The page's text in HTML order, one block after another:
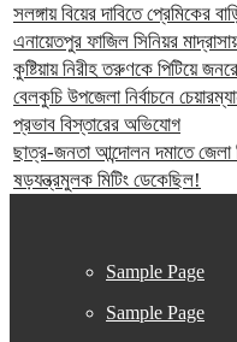
সলঙ্গায় বিয়ের দাবিতে প্রেমিকের
এনায়েতপুর ফাজিল সিনিয়র
কুষ্টিয়ায় নিরীহ তরুণকে পিটিয়ে
বেলকুচি উপজেলা নির্বাচনে
প্রভাব বিস্তারের অভিযোগ
ছাত্র-জনতা আন্দোলন দমাতে জেলা
ষড়যন্ত্রমুলক মিটিং ডেকেছিল!
Sample Page
Sample Page